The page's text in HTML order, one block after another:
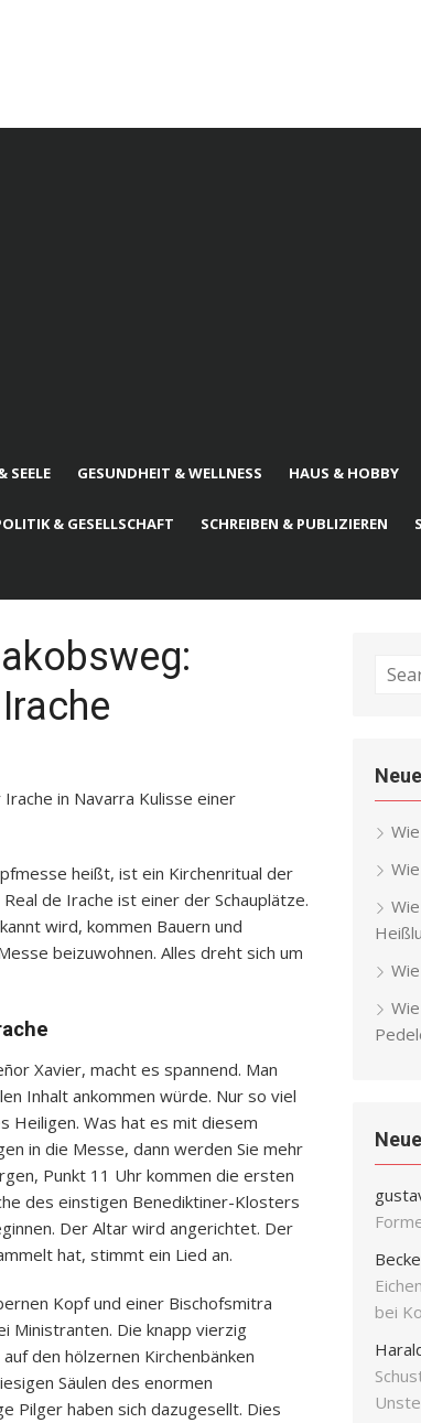
SEELE GESUNDHEIT & WELLNESS HAUS & HOBBY
& GESELLSCHAFT SCHREIBEN & PUBLIZIEREN
in Navarra Kulisse einer
heißt, ist ein Kirchenritual der
de Irache ist einer der Schauplätze.
wird, kommen Bauern und
beizuwohnen. Alles dreht sich um
Xavier, macht es spannend. Man
Inhalt ankommen würde. Nur so viel
Heiligen. Was hat es mit diesem
in die Messe, dann werden Sie mehr
Punkt 11 Uhr kommen die ersten
des einstigen Benediktiner-Klosters
Der Altar wird angerichtet. Der
hat, stimmt ein Lied an.
Kopf und einer Bischofsmitra
Ministranten. Die knapp vierzig
den hölzernen Kirchenbänken
Säulen des enormen
Pilger haben sich dazugesellt. Dies
bei